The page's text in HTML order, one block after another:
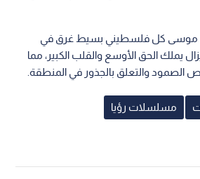
موسى كل فلسطيني بسيط غرق في
يملك الحق الأوسع والقلب الكبير، مما
والتعلق بالجذور في المنطقة.
مسلسلات رؤيا